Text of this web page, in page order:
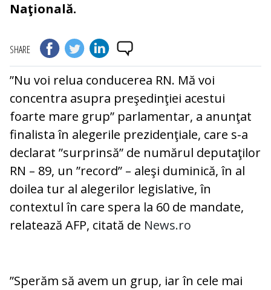
Naţională.
SHARE
”Nu voi relua conducerea RN. Mă voi
concentra asupra preşedinţiei acestui
foarte mare grup” parlamentar, a anunţat
finalista în alegerile prezidenţiale, care s-a
declarat ”surprinsă” de numărul deputaţilor
RN – 89, un ”record” – aleşi duminică, în al
doilea tur al alegerilor legislative, în
contextul în care spera la 60 de mandate,
relatează AFP, citată de News.ro
”Sperăm să avem un grup, iar în cele mai